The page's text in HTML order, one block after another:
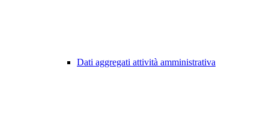
Dati aggregati attività amministrativa